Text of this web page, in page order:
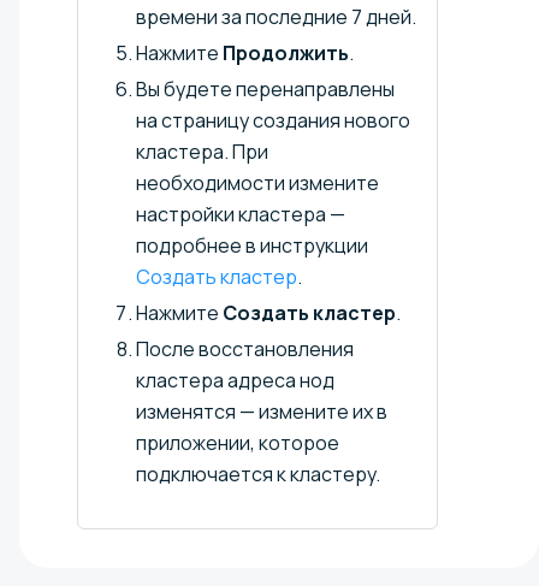
времени за последние 7 дней.
Нажмите Продолжить.
Вы будете перенаправлены
на страницу создания нового
кластера. При
необходимости измените
настройки кластера —
подробнее в инструкции
Создать кластер.
Нажмите Создать кластер.
После восстановления
кластера адреса нод
изменятся — измените их в
приложении, которое
подключается к кластеру.